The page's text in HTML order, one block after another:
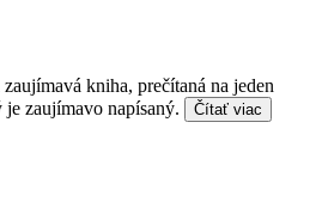
kniha, prečítaná na jeden
zaujímavo napísaný.
Čítať viac